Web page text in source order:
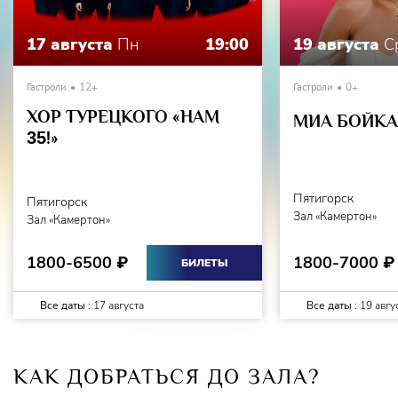
17 августа Пн 19:00
Гастроли 12+
ХОР ТУРЕЦКОГО «НАМ
35!»
Пятигорск
Зал «Камертон»
1800-6500 ₽ БИЛЕТЫ
Все даты : 17 августа
19 августа
Гастроли 0+
МИА БОЙКА
Пятигорск
Зал «Камертон»
1800-7000 ₽
Все даты : 19
КАК ДОБРАТЬСЯ ДО ЗАЛА?